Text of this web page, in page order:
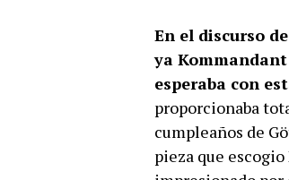
En el discurso
ya
esperaba con
proporcionaba
cumpleaños de
pieza que